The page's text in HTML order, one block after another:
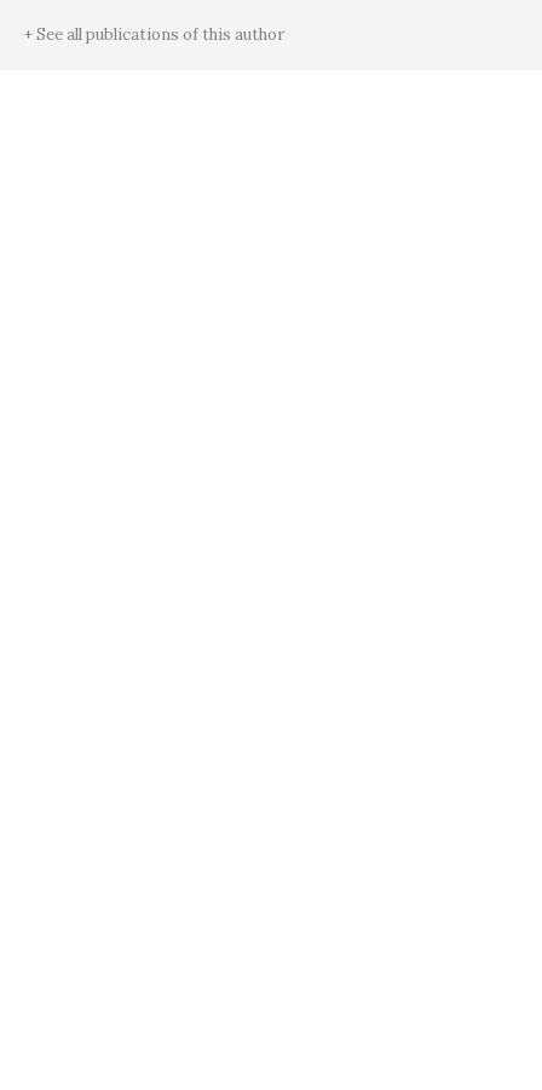
+ See all publications of this author